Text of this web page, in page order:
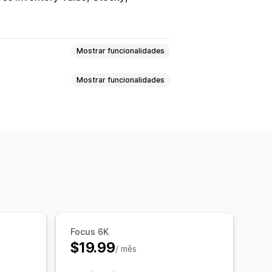
Mostrar funcionalidades
Mostrar funcionalidades
Focus 6K
$19.99/ mês